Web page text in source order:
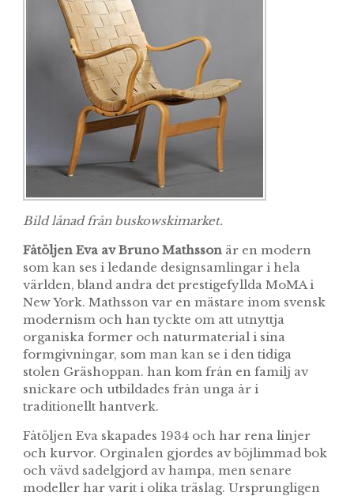
Bild lånad från buskowskimarket.
Fåtöljen Eva av Bruno Mathsson är en modern
som kan ses i ledande designsamlingar i hela
världen, bland andra det prestigefyllda MoMA i
New York. Mathsson var en mästare inom svensk
modernism och han tyckte om att utnyttja
organiska former och naturmaterial i sina
formgivningar, som man kan se i den tidiga
stolen Gräshoppan. han kom från en familj av
snickare och utbildades från unga år i
traditionellt hantverk.
Fåtöljen Eva skapades 1934 och har rena linjer
och kurvor. Orginalen gjordes av böjlimmad bok
och vävd sadelgjord av hampa, men senare
modeller har varit i olika träslag. Ursprungligen